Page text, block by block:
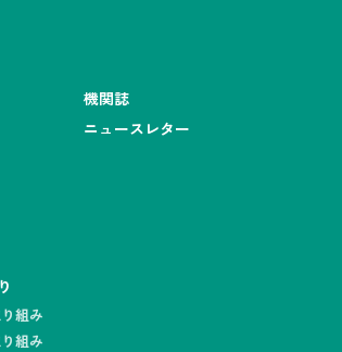
機関誌
ニュースレター
組み
組み